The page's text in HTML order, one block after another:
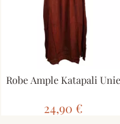
Robe Ample Katapali Unie
24,90 €